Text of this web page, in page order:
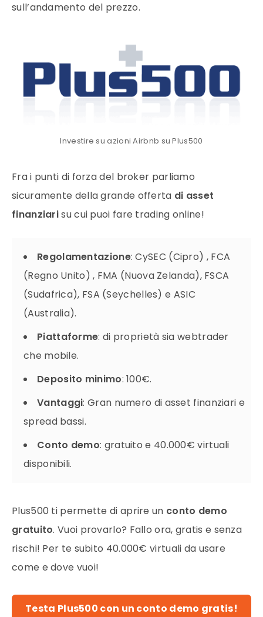
sull’andamento del prezzo.
Investire su azioni Airbnb su Plus500
Fra i punti di forza del broker parliamo
sicuramente della grande offerta di asset
finanziarisu cui puoi fare trading online!
Regolamentazione: CySEC (Cipro) , FCA
(Regno Unito) , FMA (Nuova Zelanda), FSCA
(Sudafrica), FSA (Seychelles) e ASIC
(Australia).
Piattaforme: di proprietà sia webtrader
che mobile.
Deposito minimo: 100€.
Vantaggi: Gran numero di asset finanziari e
spread bassi.
Conto demo: gratuito e 40.000€ virtuali
disponibili.
Plus500 ti permette di aprire un conto demo
gratuito. Vuoi provarlo? Fallo ora, gratis e senza
rischi! Per te subito 40.000€ virtuali da usare
come e dove vuoi!
Testa Plus500 con un conto demo gratis!